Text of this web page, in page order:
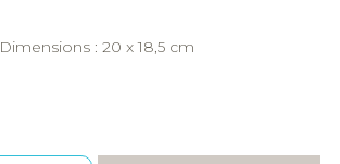
Dimensions : 20 x 18,5 cm